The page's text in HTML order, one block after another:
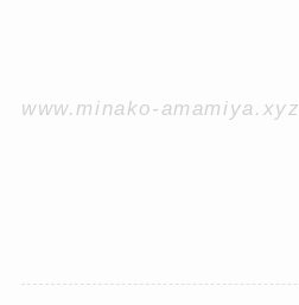
www.minako-amamiya.xyz